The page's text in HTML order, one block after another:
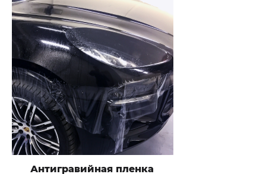
Антигравийная пленка